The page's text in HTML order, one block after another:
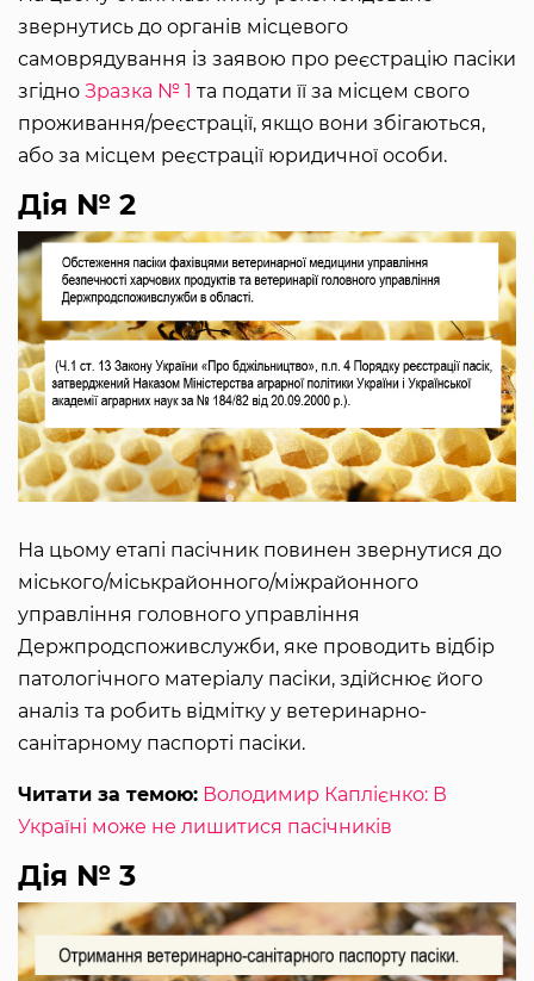
звернутись до органів місцевого
самоврядування із заявою про реєстрацію пасіки
згідно Зразка № 1 та подати її за місцем свого
проживання/реєстрації, якщо вони збігаються,
або за місцем реєстрації юридичної особи.
Дія № 2
На цьому етапі пасічник повинен звернутися до
міського/міськрайонного/міжрайонного
управління головного управління
Держпродспоживслужби, яке проводить відбір
патологічного матеріалу пасіки, здійснює його
аналіз та робить відмітку у ветеринарно-
санітарному паспорті пасіки.
Читати за темою: Володимир Каплієнко: В
Україні може не лишитися пасічників
Дія № 3